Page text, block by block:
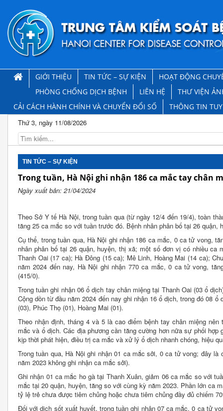
GIỚI THIỆU TIN TỨC – SỰ KIỆN
HOẠT ĐỘNG
PHÒNG CHỐNG DỊCH BỆNH
LIÊN HỆ
THƯ VIỆN
CẢI CÁCH HÀNH CHÍNH VÀ CHUYỂN ĐỔI SỐ
THÔNG TIN
Thứ 3, ngày 11/08/2026
TIN TỨC – SỰ KIỆN
Trong tuần, Hà Nội ghi nhận 186 ca mắc tay chân
Ngày xuất bản: 21/04/2024
Theo Sở Y tế Hà Nội, trong tuần qua (từ ngày 12/4 đến 19/4), toàn
tăng 25 ca mắc so với tuần trước đó. Bệnh nhân phân bố tại 26 quận,
Cụ thể, trong tuần qua, Hà Nội ghi nhận 186 ca mắc, 0 ca tử vong,
nhân phân bố tại 26 quận, huyện, thị xã; một số đơn vị có nhiều
Thanh Oai (17 ca); Hà Đông (15 ca); Mê Linh, Hoàng Mai (14 ca);
năm 2024 đến nay, Hà Nội ghi nhận 770 ca mắc, 0 ca tử vong,
(415/0).
Trong tuần ghi nhận 06 ổ dịch tay chân miệng tại Thanh Oai (03 ổ
Cộng dồn từ đầu năm 2024 đến nay ghi nhận 16 ổ dịch, trong đó 08
(03), Phúc Thọ (01), Hoàng Mai (01).
Theo nhận định, tháng 4 và 5 là cao điểm bệnh tay chân miệng
mắc và ổ dịch. Các địa phương cần tăng cường hơn nữa sự phối
kịp thời phát hiện, điều trị ca mắc và xử lý ổ dịch nhanh chóng, hiệu
Trong tuần qua, Hà Nội ghi nhận 01 ca mắc sởi, 0 ca tử vong; đây
năm 2023 không ghi nhận ca mắc sởi).
Ghi nhận 01 ca mắc ho gà tại Thanh Xuân, giảm 06 ca mắc so với
mắc tại 20 quận, huyện, tăng so với cùng kỳ năm 2023. Phần lớn ca
tỷ lệ trẻ chưa được tiêm chủng hoặc chưa tiêm chủng đầy đủ chiếm
Đối với dịch sốt xuất huyết, trong tuần ghi nhận 07 ca mắc, 0 ca tử